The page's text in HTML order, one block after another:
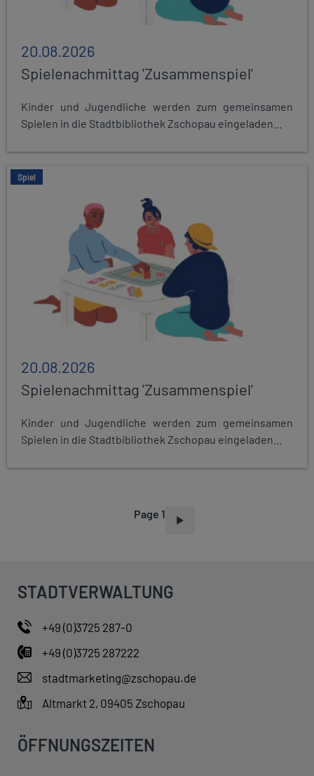
20.08.2026
Spielenachmittag 'Zusammenspiel'
Kinder und Jugendliche werden zum gemeinsamen
Spielen in die Stadtbibliothek Zschopau eingeladen...
Spiel
20.08.2026
Spielenachmittag 'Zusammenspiel'
Kinder und Jugendliche werden zum gemeinsamen
Spielen in die Stadtbibliothek Zschopau eingeladen...
Page 1
STADTVERWALTUNG
+49 (0)3725 287-0
+49 (0)3725 287222
stadtmarketing@zschopau.de
Altmarkt 2, 09405 Zschopau
ÖFFNUNGSZEITEN